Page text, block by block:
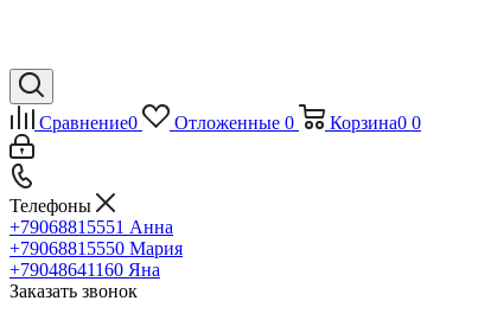
Сравнение0 Отложенные 0 Корзина0 0
Телефоны
+79068815551 Анна
+79068815550 Мария
+79048641160 Яна
Заказать звонок